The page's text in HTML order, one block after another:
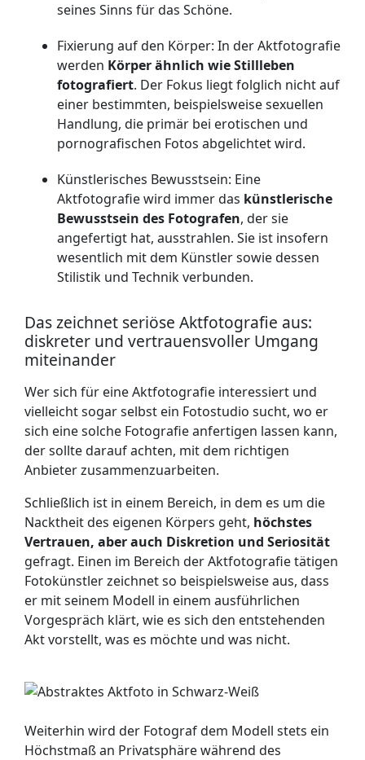
seines Sinns für das Schöne.
Fixierung auf den Körper: In der Aktfotografie
werden Körper ähnlich wie Stillleben
fotografiert. Der Fokus liegt folglich nicht auf
einer bestimmten, beispielsweise sexuellen
Handlung, die primär bei erotischen und
pornografischen Fotos abgelichtet wird.
Künstlerisches Bewusstsein: Eine
Aktfotografie wird immer das künstlerische
Bewusstsein des Fotografen, der sie
angefertigt hat, ausstrahlen. Sie ist insofern
wesentlich mit dem Künstler sowie dessen
Stilistik und Technik verbunden.
Das zeichnet seriöse Aktfotografie aus:
diskreter und vertrauensvoller Umgang
miteinander
Wer sich für eine Aktfotografie interessiert und
vielleicht sogar selbst ein Fotostudio sucht, wo er
sich eine solche Fotografie anfertigen lassen kann,
der sollte darauf achten, mit dem richtigen
Anbieter zusammenzuarbeiten.
Schließlich ist in einem Bereich, in dem es um die
Nacktheit des eigenen Körpers geht, höchstes
Vertrauen, aber auch Diskretion und Seriosität
gefragt. Einen im Bereich der Aktfotografie tätigen
Fotokünstler zeichnet so beispielsweise aus, dass
er mit seinem Modell in einem ausführlichen
Vorgespräch klärt, wie es sich den entstehenden
Akt vorstellt, was es möchte und was nicht.
Weiterhin wird der Fotograf dem Modell stets ein
Höchstmaß an Privatsphäre während des